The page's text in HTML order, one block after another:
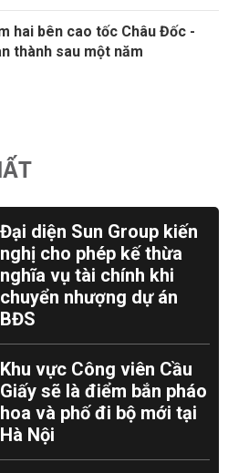
hai bên cao tốc Châu Đốc -
thành sau một năm
Đại diện Sun Group kiến
nghị cho phép kế thừa
nghĩa vụ tài chính khi
chuyển nhượng dự án
BĐS
Khu vực Công viên Cầu
Giấy sẽ là điểm bắn pháo
hoa và phố đi bộ mới tại
Hà Nội